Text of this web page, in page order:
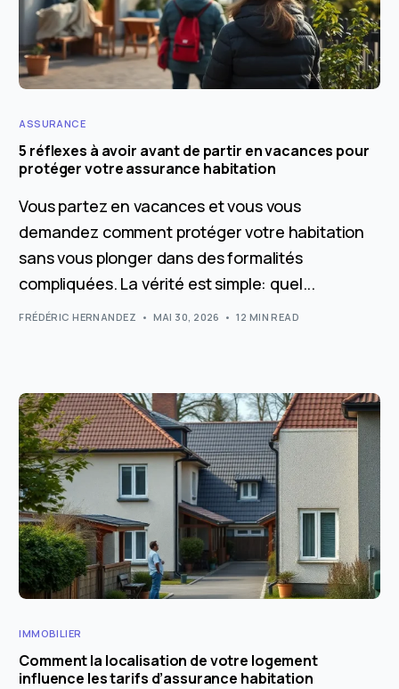
ASSURANCE
5 réflexes à avoir avant de partir en vacances pour
protéger votre assurance habitation
Vous partez en vacances et vous vous
demandez comment protéger votre habitation
sans vous plonger dans des formalités
compliquées. La vérité est simple: quel...
FRÉDÉRIC HERNANDEZ MAI 30, 2026 12 MIN READ
IMMOBILIER
Comment la localisation de votre logement
influence les tarifs d’assurance habitation